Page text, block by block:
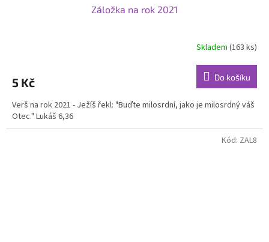
Záložka na rok 2021
Skladem (163 ks)
5 Kč Do košíku
Verš na rok 2021 - Ježíš řekl: "Buďte milosrdní, jako je milosrdný váš
Otec." Lukáš 6,36
Kód: ZAL8